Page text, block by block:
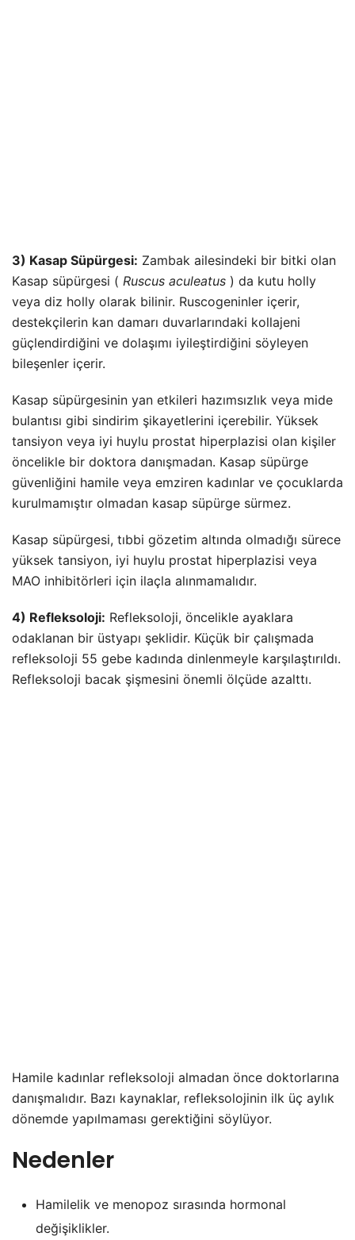
3) Kasap Süpürgesi: Zambak ailesindeki bir bitki olan
Kasap süpürgesi ( Ruscus aculeatus ) da kutu holly
veya diz holly olarak bilinir. Ruscogeninler içerir,
destekçilerin kan damarı duvarlarındaki kollajeni
güçlendirdiğini ve dolaşımı iyileştirdiğini söyleyen
bileşenler içerir.
Kasap süpürgesinin yan etkileri hazımsızlık veya mide
bulantısı gibi sindirim şikayetlerini içerebilir. Yüksek
tansiyon veya iyi huylu prostat hiperplazisi olan kişiler
öncelikle bir doktora danışmadan. Kasap süpürge
güvenliğini hamile veya emziren kadınlar ve çocuklarda
kurulmamıştır olmadan kasap süpürge sürmez.
Kasap süpürgesi, tıbbi gözetim altında olmadığı sürece
yüksek tansiyon, iyi huylu prostat hiperplazisi veya
MAO inhibitörleri için ilaçla alınmamalıdır.
4) Refleksoloji: Refleksoloji, öncelikle ayaklara
odaklanan bir üstyapı şeklidir. Küçük bir çalışmada
refleksoloji 55 gebe kadında dinlenmeyle karşılaştırıldı.
Refleksoloji bacak şişmesini önemli ölçüde azalttı.
Hamile kadınlar refleksoloji almadan önce doktorlarına
danışmalıdır. Bazı kaynaklar, refleksolojinin ilk üç aylık
dönemde yapılmaması gerektiğini söylüyor.
Nedenler
Hamilelik ve menopoz sırasında hormonal
değişiklikler.